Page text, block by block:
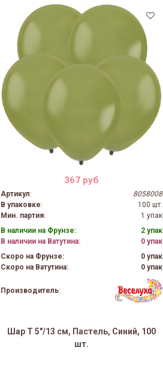
367 руб
Артикул:
8058008
В упаковке:
100 шт.
Мин. партия:
1 упак
В наличии на Фрунзе:
2 упак
В наличии на Ватутина:
0 упак
Скоро на Фрунзе:
0 упак
Скоро на Ватутина:
0 упак
Производитель:
Шар Т 5"/13 см, Пастель, Синий, 100
шт.